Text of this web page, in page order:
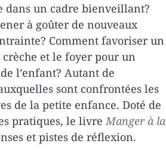
dans un cadre bienveillant?
à goûter de nouveaux
Comment favoriser un
et le foyer pour un
l’enfant? Autant de
sont confrontées les
de la petite enfance. Doté de
pratiques, le livre Manger à la
et pistes de réflexion.